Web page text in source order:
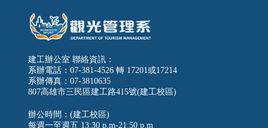
建工辦公室 聯絡資訊：
系辦電話：07-381-4526 轉 17201或17214
系辦傳真：07-3810635
807高雄市三民區建工路415號(建工校區)
辦公時間：(建工校區)
每週一至週五 13:30 p.m-21:50 p.m